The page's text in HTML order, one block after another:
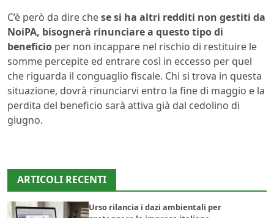
C’è però da dire chese si ha altri redditi non gestiti da
NoiPA, bisognerà rinunciare a questo tipo di
beneficio per non incappare nel rischio di restituire le
somme percepite ed entrare così in eccesso per quel
che riguarda il conguaglio fiscale. Chi si trova in questa
situazione, dovrà rinunciarvi entro la fine di maggio e la
perdita del beneficio sarà attiva già dal cedolino di
giugno.
ARTICOLI RECENTI
Urso rilancia i dazi ambientali per